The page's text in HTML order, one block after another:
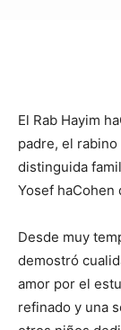
El Rab Hayim
padre, el
distinguida
Yosef haCohen
Desde muy
demostró
amor por el
refinado y una